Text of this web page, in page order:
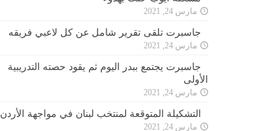
مارس 24, 2021
جاسبرت تلقى تقرير شامل عن كل لاعبي فريقه
مارس 24, 2021
جاسبرت يجتمع ببدر اليوم ثم يقود حصته التدريبية
الأولى
مارس 24, 2021
التشكيلة المتوقعة لمنتخب لبنان في مواجهة الأردن
مارس 24, 2021